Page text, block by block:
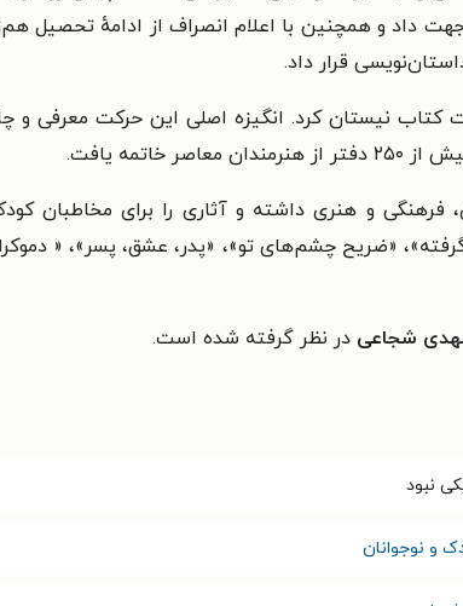
جهت داد و همچنین با اعلام انصراف از ادامهٔ
قرار داد.
انتشارات کتاب نیستان کرد. انگیزه اصلی این حرکت
و هنری داشته و آثاری را برای مخاطبان
«ضریح چشم‌های تو»، «پدر، عشق، پسر»، «
شجاعی در نظر گرفته شده است.
نبود
و نوجوانان